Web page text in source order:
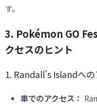
す。
3. Pokémon GO
クセスのヒント
1. Randall's Islandへ
車でのアクセス：